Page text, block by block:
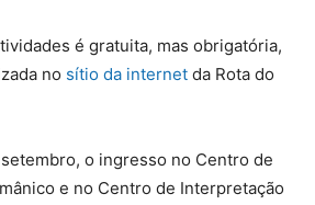
é gratuita, mas obrigatória,
no sítio da internet da Rota do
o ingresso no Centro de
e no Centro de Interpretação